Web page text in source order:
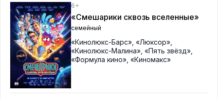
6+
«Смешарики сквозь вселенные»
семейный
«Кинолюкс-Барс» «Люксор»
«Кинолюкс-Малина» «Пять звёзд»
«Формула кино» «Киномакс»